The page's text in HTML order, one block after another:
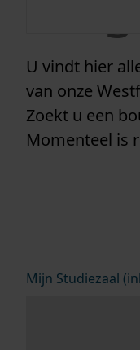
U vindt hier
van onze
Zoekt u een
Momenteel is
Mijn Studiezaal